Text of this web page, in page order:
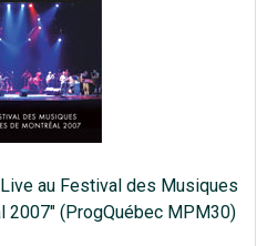
au Festival des Musiques
2007" (ProgQuébec MPM30)